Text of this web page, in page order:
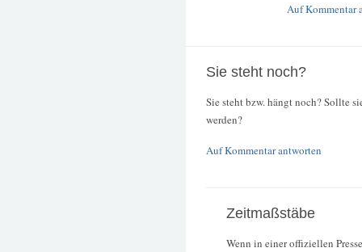
Auf Kommentar
Sie steht noch?
Sie steht bzw. hängt noch? Sollte
werden?
Auf Kommentar antworten
Zeitmaßstäbe
Wenn in einer offiziellen